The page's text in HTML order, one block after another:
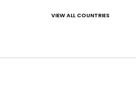
VIEW ALL COUNTRIES